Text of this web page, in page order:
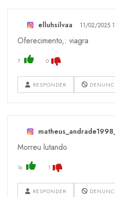
elluhsilvaa 11/02/2025
Oferecimento,: viagra
7 0
RESPONDER
matheus_andrade1998_
Morreu lutando
16 1
RESPONDER